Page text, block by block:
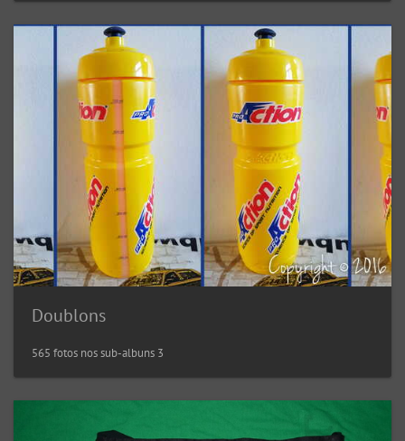
Doublons
565 fotos nos sub-albuns 3